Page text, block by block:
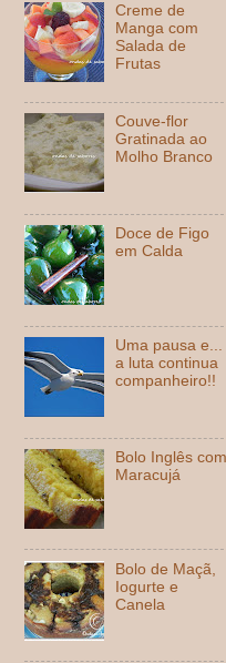
Creme de
Manga com
Salada de
Frutas
Couve-flor
Gratinada ao
Molho Branco
Doce de Figo
em Calda
Uma pausa e...
a luta continua
companheiro!!
Bolo Inglês com
Maracujá
Bolo de Maçã,
Iogurte e
Canela